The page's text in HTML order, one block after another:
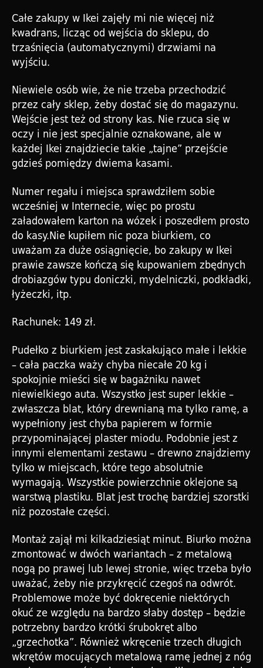
Całe zakupy w Ikei zajęły mi nie więcej niż
kwadrans, licząc od wejścia do sklepu, do
trzaśnięcia (automatycznymi) drzwiami na
wyjściu.
Niewiele osób wie, że nie trzeba przechodzić
przez cały sklep, żeby dostać się do magazynu.
Wejście jest też od strony kas. Nie rzuca się w
oczy i nie jest specjalnie oznakowane, ale w
każdej Ikei znajdziecie takie „tajne” przejście
gdzieś pomiędzy dwiema kasami.
Numer regału i miejsca sprawdziłem sobie
wcześniej w Internecie, więc po prostu
załadowałem karton na wózek i poszedłem prosto
do kasy.Nie kupiłem nic poza biurkiem, co
uważam za duże osiągnięcie, bo zakupy w Ikei
prawie zawsze kończą się kupowaniem zbędnych
drobiazgów typu doniczki, mydelniczki, podkładki,
łyżeczki, itp.
Rachunek: 149 zł.
Pudełko z biurkiem jest zaskakująco małe i lekkie
– cała paczka waży chyba niecałe 20 kg i
spokojnie mieści się w bagażniku nawet
niewielkiego auta. Wszystko jest super lekkie –
zwłaszcza blat, który drewnianą ma tylko ramę, a
wypełniony jest chyba papierem w formie
przypominającej plaster miodu. Podobnie jest z
innymi elementami zestawu – drewno znajdziemy
tylko w miejscach, które tego absolutnie
wymagają. Wszystkie powierzchnie oklejone są
warstwą plastiku. Blat jest trochę bardziej szorstki
niż pozostałe części.
Montaż zajął mi kilkadziesiąt minut. Biurko można
zmontować w dwóch wariantach – z metalową
nogą po prawej lub lewej stronie, więc trzeba było
uważać, żeby nie przykręcić czegoś na odwrót.
Problemowe może być dokręcenie niektórych
okuć ze względu na bardzo słaby dostęp – będzie
potrzebny bardzo krótki śrubokręt albo
„grzechotka”. Również wkręcenie trzech długich
wkrętów mocujących metalową ramę jednej z nóg